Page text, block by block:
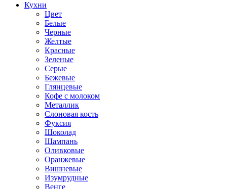
Кухни
Цвет
Белые
Черные
Желтые
Красные
Зеленые
Серые
Бежевые
Глянцевые
Кофе с молоком
Металлик
Слоновая кость
Фуксия
Шоколад
Шампань
Оливковые
Оранжевые
Вишневые
Изумрудные
Венге